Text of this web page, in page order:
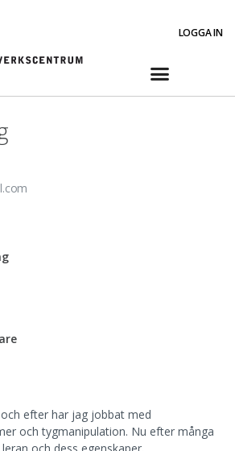
LOGGA IN
efter har jag jobbat med
och tygmanipulation. Nu efter många